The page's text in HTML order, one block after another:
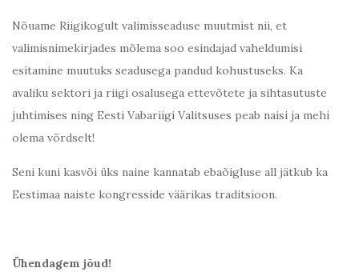
Nõuame Riigikogult valimisseaduse muutmist nii, et
valimisnimekirjades mõlema soo esindajad vaheldumisi
esitamine muutuks seadusega pandud kohustuseks. Ka
avaliku sektori ja riigi osalusega ettevõtete ja sihtasutuste
juhtimises ning Eesti Vabariigi Valitsuses peab naisi ja mehi
olema võrdselt!
Seni kuni kasvõi üks naine kannatab ebaõigluse all jätkub ka
Eestimaa naiste kongresside väärikas traditsioon.
Ühendagem jõud!